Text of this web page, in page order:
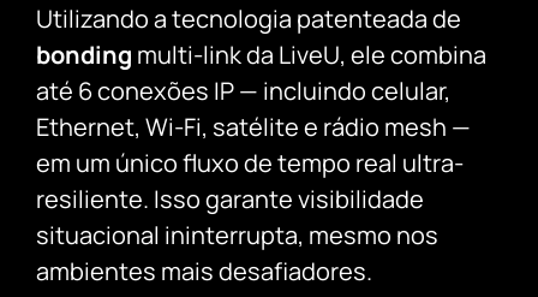
Utilizando a tecnologia patenteada de
bonding multi-link da LiveU, ele combina
até 6 conexões IP — incluindo celular,
Ethernet, Wi-Fi, satélite e rádio mesh —
em um único fluxo de tempo real ultra-
resiliente. Isso garante visibilidade
situacional ininterrupta, mesmo nos
ambientes mais desafiadores.